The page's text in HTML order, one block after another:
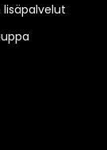
lisäpalvelut